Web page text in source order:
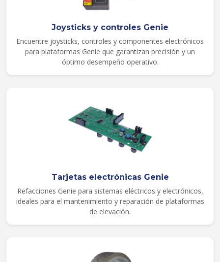
Joysticks y controles Genie
Encuentre joysticks, controles y componentes electrónicos
para plataformas Genie que garantizan precisión y un
óptimo desempeño operativo.
Tarjetas electrónicas Genie
Refacciones Genie para sistemas eléctricos y electrónicos,
ideales para el mantenimiento y reparación de plataformas
de elevación.